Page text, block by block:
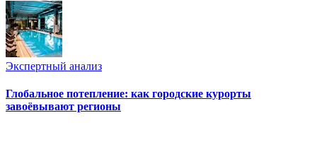
Экспертный анализ
Глобальное потепление: как городские курорты
завоёвывают регионы